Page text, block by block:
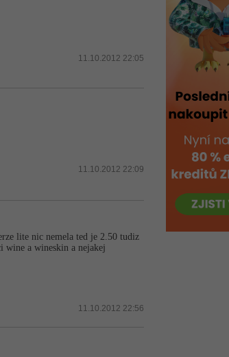
11.10.2012 22:05
11.10.2012 22:09
lite nic nemela ted je 2.50 tudiz
wine a wineskin a nejakej
11.10.2012 22:56